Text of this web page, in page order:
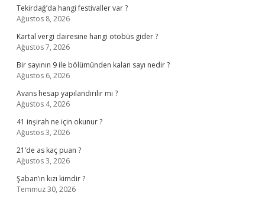
Tekirdağ’da hangi festivaller var ?
Ağustos 8, 2026
Kartal vergi dairesine hangi otobüs gider ?
Ağustos 7, 2026
Bir sayının 9 ile bölümünden kalan sayı nedir ?
Ağustos 6, 2026
Avans hesap yapılandırılır mı ?
Ağustos 4, 2026
41 inşirah ne için okunur ?
Ağustos 3, 2026
21’de as kaç puan ?
Ağustos 3, 2026
Şaban’ın kızı kimdir ?
Temmuz 30, 2026